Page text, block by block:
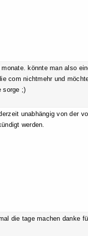
könnte man also
com nichtmehr und
sorge ;)
unabhängig von der
werden.
die tage machen danke